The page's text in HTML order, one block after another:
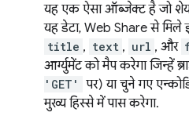
यह एक ऐसा ऑब्जेक्ट है जो
यह डेटा, Web Share से मिले
title , text , url , और
आर्ग्युमेंट को मैप करेगा जिन्हें
'GET'
पर) या चुने गए
मुख्य हिस्से में पास करेगा.